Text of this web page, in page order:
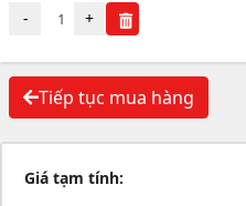
- +
Tiếp tục mua hàng
Giá tạm tính: